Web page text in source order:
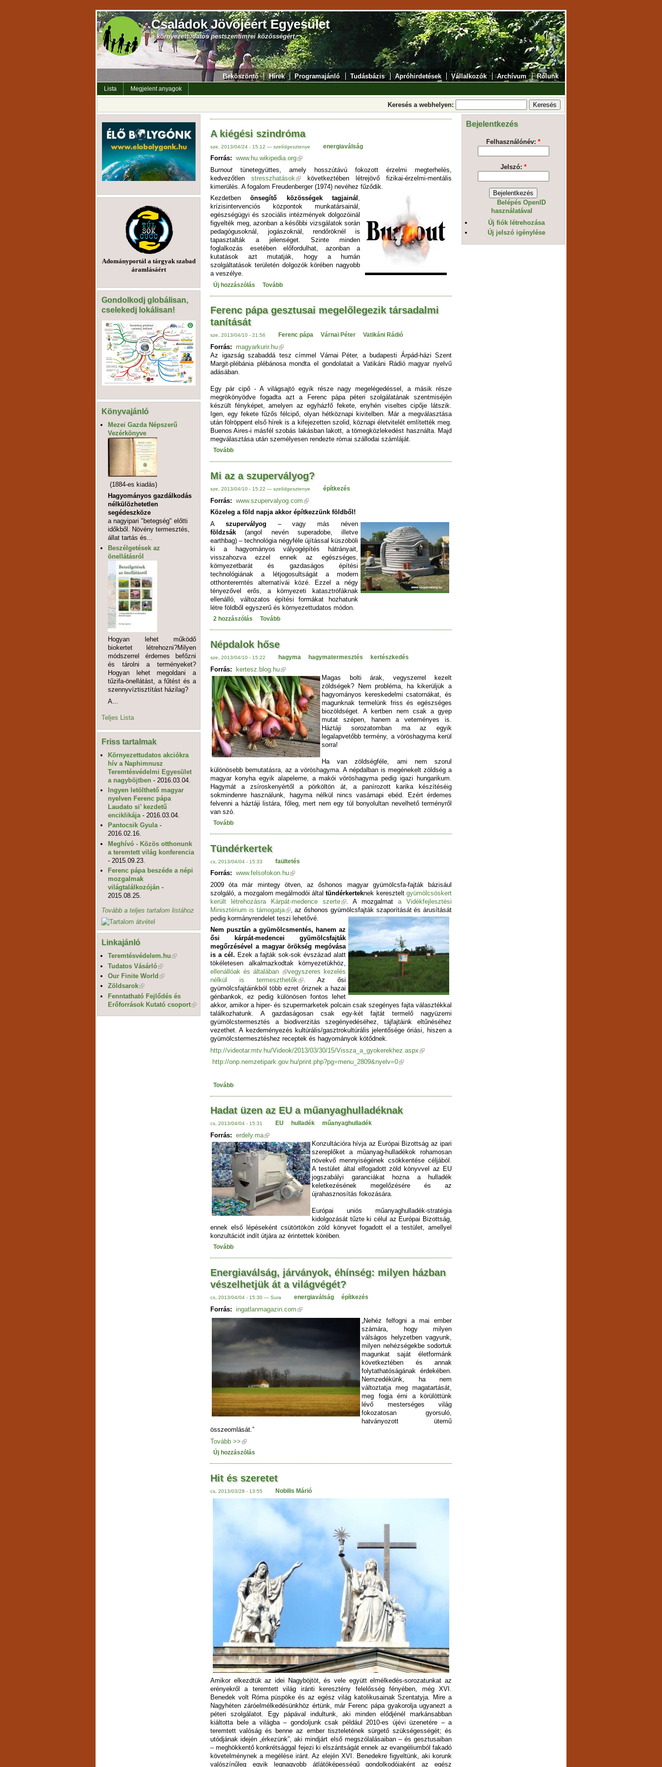
Családok Jövőjéért Egyesület
a környezettudatos pestszentimrei közösségért
Beköszöntő Hírek Programajánló Tudásbázis Apróhirdetések Vállalkozók Archívum Rólunk
Lista Megjelent anyagok
Keresés a webhelyen:
Adományportál a tárgyak szabad
áramlásáért
Gondolkodj globálisan,
cselekedj lokálisan!
Könyvajánló
Mezei Gazda Népszerű
Vezérkönyve
(1884-es kiadás)
Hagyományos gazdálkodás
nélkülözhetetlen
segédeszköze
a nagyipari "betegség" előtti
időkből. Növény termesztés,
állat tartás és...
Beszélgetések az
önellátásról
Hogyan lehet működő
biokertet létrehozni?Milyen
módszerrel érdemes befőzni
és tárolni a terményeket?
Hogyan lehet megoldani a
tűzifa-önellátást, a fűtést és a
szennyvíztisztítást házilag?
A...
Teljes Lista
Friss tartalmak
Környezettudatos akciókra
hív a Naphimnusz
Teremtésvédelmi Egyesület
a nagyböjtben - 2016.03.04.
Ingyen letölthető magyar
nyelven Ferenc pápa
Laudato si’ kezdetű
enciklikája - 2016.03.04.
Pantocsik Gyula -
2016.02.16.
Meghívó - Közös otthonunk
a teremtett világ konferencia
- 2015.09.23.
Ferenc pápa beszéde a népi
mozgalmak
világtalálkozóján -
2015.08.25.
Tovább a teljes tartalom listához
Linkajánló
Teremtésvédelem.hu
Tudatos Vásárló
Our Finite World
Zöldsarok
Fenntatható Fejlődés és
Erőforrások Kutató csoport
A kiégési szindróma
sze, 2013/04/24 - 15:12 — szelídgesztenye energiaválság
Forrás: www.hu.wikipedia.org
Burnout tünetegyüttes, amely hosszútávú fokozott érzelmi megterhelés,
kedvezőtlen stresszhatások
következtében létrejövő fizikai-érzelmi-mentális
kimerülés. A fogalom Freudenberger (1974) nevéhez fűződik.
Kezdetben önsegítő közösségek tagjainál ,
krízisintervenciós központok munkatársainál,
egészségügyi és szociális intézmények dolgozóinál
figyelték meg, azonban a későbbi vizsgálatok során
pedagógusoknál, jogászoknál, rendőröknél is
tapasztalták a jelenséget. Szinte minden
foglalkozás esetében előfordulhat, azonban a
kutatások azt mutatják, hogy a humán
szolgáltatások területén dolgozók körében nagyobb
a veszélye.
Új hozzászólás Tovább
Ferenc pápa gesztusai megelőlegezik társadalmi
tanítását
sze, 2013/04/10 - 21:56 Ferenc pápa Várnai Péter Vatikáni Rádió
Forrás:
magyarkurir.hu
Az igazság szabaddá tesz címmel Várnai Péter, a budapesti Árpád-házi Szent
Margit-plébánia plébánosa mondta el gondolatait a Vatikáni Rádió magyar nyelvű
adásában.
Egy pár cipő - A világsajtó egyik része nagy megelégedéssel, a másik része
megrökönyödve fogadta azt a Ferenc pápa péteri szolgálatának szentmiséjén
készült fényképet, amelyen az egyházfő fekete, enyhén viseltes cipője látszik.
Igen, egy fekete fűzős félcipő, olyan hétköznapi kivitelben. Már a megválasztása
után fölröppent első hírek is a kifejezetten szolid, köznapi életvitelét említették meg.
Buenos Aires-i másfél szobás lakásban lakott, a tömegközlekedést használta. Majd
megválasztása után személyesen rendezte római szállodai számláját.
Tovább
Mi az a szupervályog?
sze, 2013/04/10 - 15:22 — szelídgesztenye építkezés
Forrás: www.szupervalyog.com
Közeleg a föld napja akkor építkezzünk földből!
A szupervályog – vagy más néven
földzsák(angol nevén superadobe, illetve
earthbag) – technológia négyféle újítással küszöböli
ki a hagyományos vályogépítés hátrányait,
visszahozva ezzel ennek az egészséges,
környezetbarát és gazdaságos építési
technológiának a létjogosultságát a modern
otthonteremtés alternatívái közé. Ezzel a négy
tényezővel erős, a környezeti katasztrófáknak
ellenálló, változatos építési formákat hozhatunk
létre földből egyszerű és környezettudatos módon.
2 hozzászólás Tovább
Népdalok hőse
sze, 2013/04/10 - 15:22 hagyma hagymatermesztés kertészkedés
Forrás: kertesz.blog.hu
Magas bolti árak, vegyszerrel kezelt
zöldségek? Nem probléma, ha kikerüljük a
hagyományos kereskedelmi csatornákat, és
magunknak termelünk friss és egészséges
biozöldséget. A kertben nem csak a gyep
mutat szépen, hanem a veteményes is.
Háztáji sorozatomban ma az egyik
legalapvetőbb termény, a vöröshagyma kerül
sorra!
Ha van zöldségféle, ami nem szorul
különösebb bemutatásra, az a vöröshagyma. A népdalban is megénekelt zöldség a
magyar konyha egyik alapeleme, a makói vöröshagyma pedig igazi hungarikum.
Hagymát a zsíroskenyértől a pörköltön át, a panírozott karika készítéséig
sokmindenre használunk, hagyma nélkül nincs vasárnapi ebéd. Ezért érdemes
felvenni a háztáji listára, főleg, mert nem egy túl bonyolultan nevelhető terményről
van szó.
Tovább
Tündérkertek
cs, 2013/04/04 - 15:33 faültetés
Forrás: www.felsofokon.hu
2009 óta már mintegy ötven, az őshonos magyar gyümölcsfa-fajták bázisául
szolgáló, a mozgalom megálmodói általtündérkerteknek kereszteltgyümölcsöskert
került létrehozásra Kárpát-medence szerte
. A mozgalmat a Vidékfejlesztési
Minisztérium is támogatja
, az őshonos gyümölcsfajták szaporítását és árusítását
pedig kormányrendelet teszi lehetővé.
Nem pusztán a gyümölcsmentés, hanem az
ősi kárpát-medencei gyümölcsfajták
megőrzésével a magyar örökség megóvása
is a cél. Ezek a fajták sok-sok évszázad alatt
tökéletesen alkalmazkodtak környezetükhöz,
ellenállóak és általában
vegyszeres kezelés
nélkül is termeszthetők
. Az ősi
gyümölcsfajtáinkból több ezret őriznek a hazai
génbankok, ez pedig különösen fontos lehet
akkor, amikor a hiper- és szupermarketek polcain csak szegényes fajta választékkal
találkozhatunk. A gazdaságosan csak egy-két fajtát termelő nagyüzemi
gyümölcstermesztés a biodiverzitás szegényedéséhez, tájfajtáink eltűnéséhez
vezethet. A kezdeményezés kultúrális/gasztrokultúrális jelentősége óriási, hiszen a
gyümölcstermesztéshez receptek és hagyományok kötődnek.
http://videotar.mtv.hu/Videok/2013/03/30/15/Vissza_a_gyokerekhez.aspx
http://onp.nemzetipark.gov.hu/print.php?pg=menu_2809&nyelv=0
Tovább
Hadat üzen az EU a műanyaghulladéknak
cs, 2013/04/04 - 15:31 EU hulladék műanyaghulladék
Forrás: erdely.ma
Konzultációra hívja az Európai Bizottság az ipari
szereplőket a műanyag-hulladékok rohamosan
növekvő mennyiségének csökkentése céljából.
A testület által elfogadott zöld könyvvel az EU
jogszabályi garanciákat hozna a hulladék
keletkezésének megelőzésére és az
újrahasznosítás fokozására.
Európai uniós műanyaghulladék-stratégia
kidolgozását tűzte ki célul az Európai Bizottság,
ennek első lépéseként csütörtökön zöld könyvet fogadott el a testület, amellyel
konzultációt indít útjára az érintettek körében.
Tovább
Energiaválság, járványok, éhínség: milyen házban
vészelhetjük át a világvégét?
cs, 2013/04/04 - 15:30 — Sura energiaválság építkezés
Forrás: ingatlanmagazin.com
„Nehéz felfogni a mai ember
számára, hogy milyen
válságos helyzetben vagyunk,
milyen nehézségekbe sodortuk
magunkat saját életformánk
következtében és annak
folytathatóságának érdekében.
Nemzedékünk, ha nem
változtatja meg magatartását,
meg fogja érni a körülöttünk
lévő mesterséges világ
fokozatosan gyorsuló,
hatványozott ütemű
összeomlását.”
Tovább >>
Új hozzászólás
Hit és szeretet
cs, 2013/03/28 - 13:55 Nobilis Márió
Amikor elkezdtük az idei Nagyböjtöt, és vele együtt elmélkedés-sorozatunkat az
erényekről a teremtett világ iránti keresztény felelősség fényében, még XVI.
Benedek volt Róma püspöke és az egész világ katolikusainak Szentatyja. Mire a
Nagyhéten záróelmélkedésünkhöz értünk, már Ferenc pápa gyakorolja ugyanezt a
péteri szolgálatot. Egy pápával indultunk, aki minden elődjénél markánsabban
kiáltotta bele a világba – gondoljunk csak például 2010-es újévi üzenetére – a
teremtett valóság és benne az ember tiszteletének sürgető szükségességét; és
utódjának idején „érkezünk”, aki mindjárt első megszólalásaiban – és gesztusaiban
– meghökkentő konkrétsággal fejezi ki elszántságát ennek az evangéliumból fakadó
követelménynek a megélése iránt. Az elején XVI. Benedekre figyeltünk, aki korunk
valószínűleg egyik legnagyobb átlátóképességű gondolkodójaként az egész
Bejelentkezés
Felhasználónév: *
Jelszó: *
Belépés OpenID
használatával
Új fiók létrehozása
Új jelszó igénylése